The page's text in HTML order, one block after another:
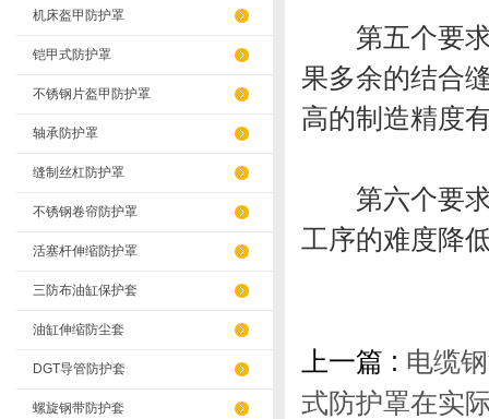
机床盔甲防护罩
铠甲式防护罩
不锈钢片盔甲防护罩
轴承防护罩
缝制丝杠防护罩
不锈钢卷帘防护罩
活塞杆伸缩防护罩
三防布油缸保护套
油缸伸缩防尘套
DGT导管防护套
螺旋钢带防护套
第五个要求
果多余的结合
高的制造精度
第六个要求
工序的难度降
上一篇 : 电缆
式防护罩在实